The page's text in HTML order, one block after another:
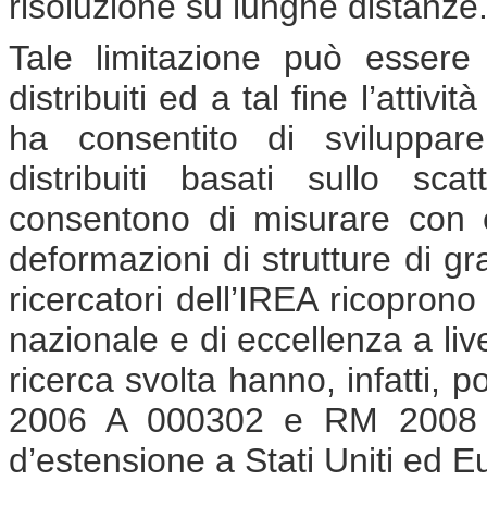
Tale limitazione può
distribuiti ed a tal fine
ha consentito di
distribuiti basati sullo
consentono di misurare con
deformazioni di strutture di
ricercatori dell’IREA
nazionale e di eccellenza a
ricerca svolta hanno, infatti,
2006 A 000302 e RM
d’estensione a Stati Uniti ed